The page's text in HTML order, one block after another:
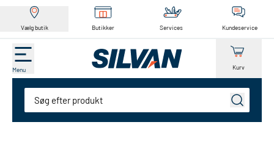
Vælg butik Butikker Services Kundeservice
Menu Kurv
Søg